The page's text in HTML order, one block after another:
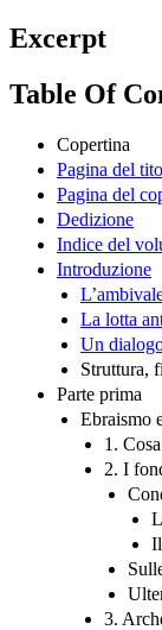
Excerpt
Table Of
Copertina
Pagina del
Pagina del
Dedizione
Indice del
Introduzione
La lotta
Un
Struttura,
Parte prima
Ebraismo
1.
2. I
3.